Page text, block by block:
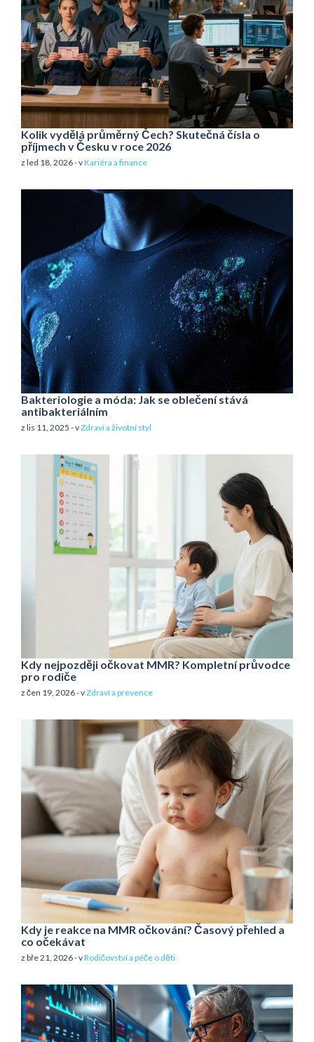
Kolik vydělá průměrný Čech? Skutečná čísla o
příjmech v Česku v roce 2026
z led 18, 2026 - vKariéra a finance
Bakteriologie a móda: Jak se oblečení stává
antibakteriálním
z lis 11, 2025 - vZdraví a životní styl
Kdy nejpozději očkovat MMR? Kompletní průvodce
pro rodiče
z čen 19, 2026 - vZdraví a prevence
Kdy je reakce na MMR očkování? Časový přehled a
co očekávat
z bře 21, 2026 - vRodičovství a péče o děti